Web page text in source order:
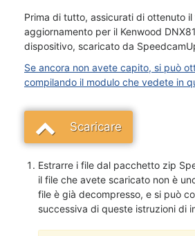
Prima di tutto, assicurati di ottenuto il
aggiornamento per il Kenwood
dispositivo, scaricato da
Se ancora non avete capito, si può
compilando il modulo che vedete in
Scaricare
Estrarre i file dal pacchetto zip
il file che avete scaricato non è
file è già decompresso, e si può
successiva di queste istruzioni di